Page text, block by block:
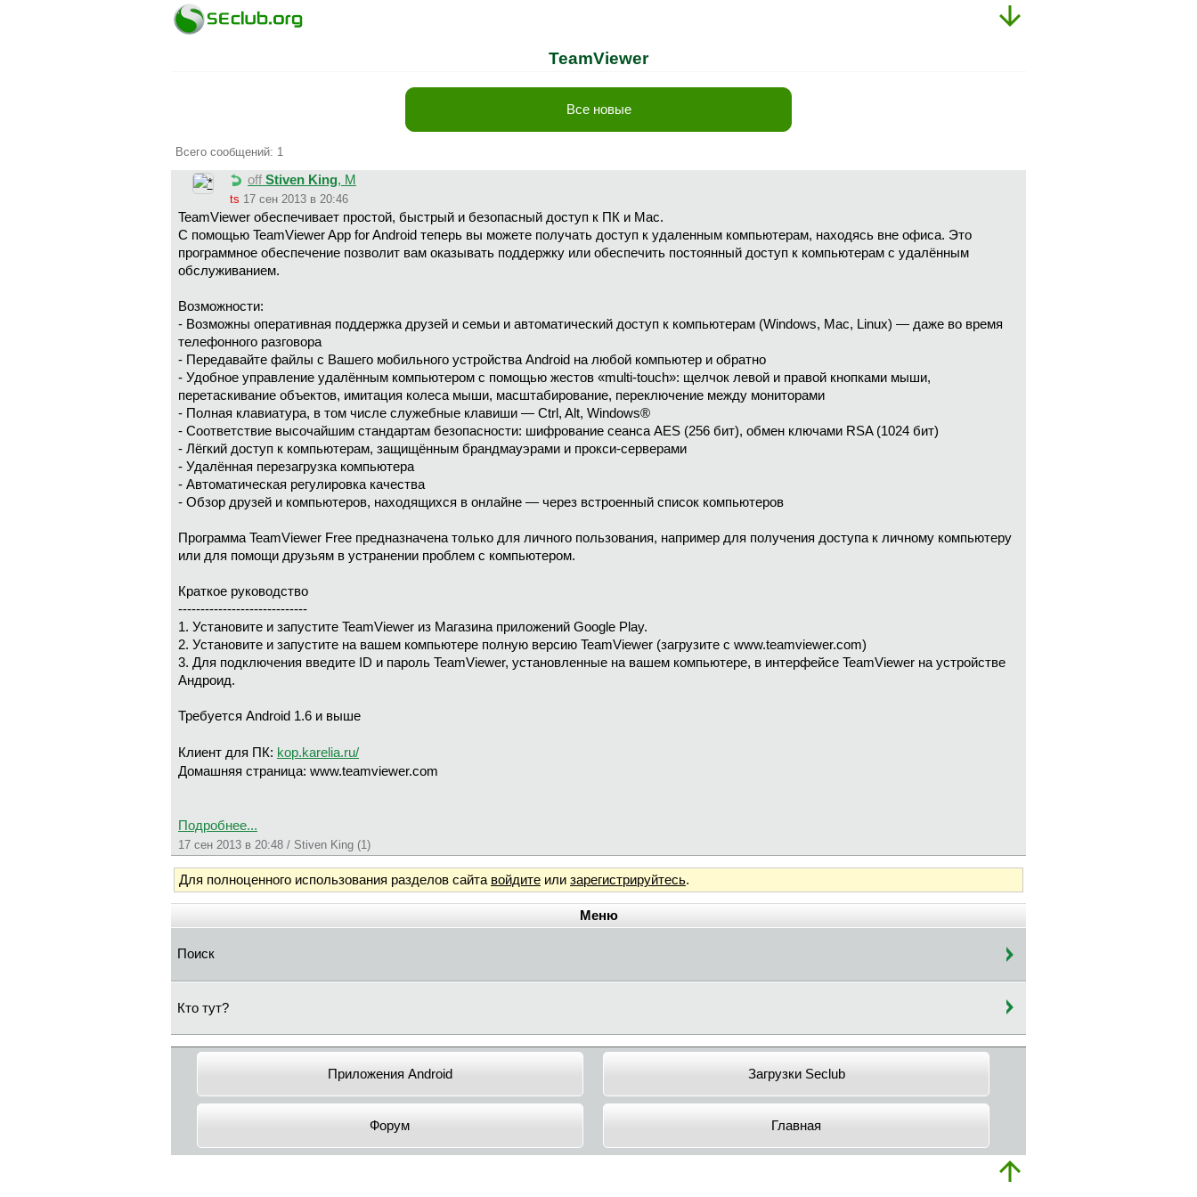
TeamViewer
Все новые
Всего сообщений: 1
off Stiven King, М
ts 17 сен 2013 в 20:46
TeamViewer обеспечивает простой, быстрый и безопасный доступ к ПК и Mac.
С помощью TeamViewer App for Android теперь вы можете получать доступ к удаленным компьютерам, находясь вне офиса. Это
программное обеспечение позволит вам оказывать поддержку или обеспечить постоянный доступ к компьютерам с удалённым
обслуживанием.
Возможности:
- Возможны оперативная поддержка друзей и семьи и автоматический доступ к компьютерам (Windows, Mac, Linux) — даже во время
телефонного разговора
- Передавайте файлы с Вашего мобильного устройства Android на любой компьютер и обратно
- Удобное управление удалённым компьютером с помощью жестов «multi-touch»: щелчок левой и правой кнопками мыши,
перетаскивание объектов, имитация колеса мыши, масштабирование, переключение между мониторами
- Полная клавиатура, в том числе служебные клавиши — Ctrl, Alt, Windows®
- Соответствие высочайшим стандартам безопасности: шифрование сеанса AES (256 бит), обмен ключами RSA (1024 бит)
- Лёгкий доступ к компьютерам, защищённым брандмауэрами и прокси-серверами
- Удалённая перезагрузка компьютера
- Автоматическая регулировка качества
- Обзор друзей и компьютеров, находящихся в онлайне — через встроенный список компьютеров
Программа TeamViewer Free предназначена только для личного пользования, например для получения доступа к личному компьютеру
или для помощи друзьям в устранении проблем с компьютером.
Краткое руководство
-----------------------------
1. Установите и запустите TeamViewer из Магазина приложений Google Play.
2. Установите и запустите на вашем компьютере полную версию TeamViewer (загрузите с www.teamviewer.com)
3. Для подключения введите ID и пароль TeamViewer, установленные на вашем компьютере, в интерфейсе TeamViewer на устройстве
Андроид.
Требуется Android 1.6 и выше
Клиент для ПК: kop.karelia.ru/
Домашняя страница: www.teamviewer.com
Подробнее...
17 сен 2013 в 20:48 / Stiven King (1)
Для полноценного использования разделов сайта войдите или зарегистрируйтесь.
Меню
Поиск
Кто тут?
Приложения Android Загрузки Seclub
Форум Главная